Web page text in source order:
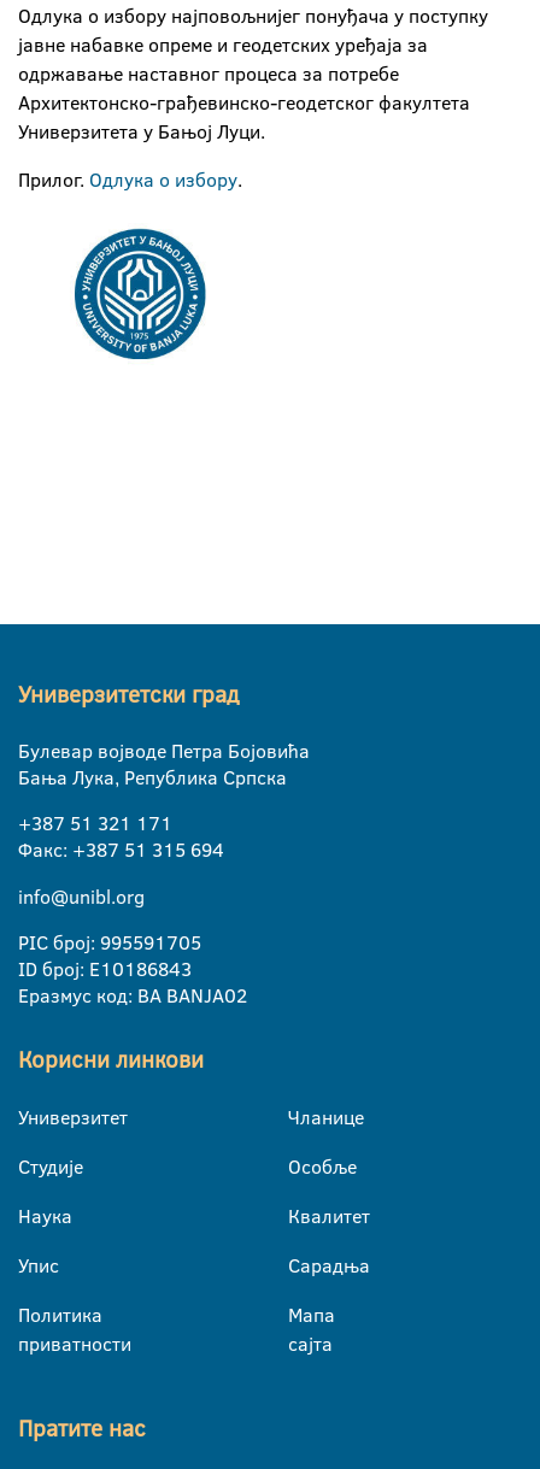
Одлука о избору најповољнијег понуђача у поступку
јавне набавке опреме и геодетских уређаја за
одржавање наставног процеса за потребе
Архитектонско-грађевинско-геодетског факултета
Универзитета у Бањој Луци.
Прилог. Одлука о избору.
Универзитетски град
Булевар војводе Петра Бојовића
Бања Лука, Република Српска
+387 51 321 171
Факс: +387 51 315 694
info@unibl.org
PIC број: 995591705
ID број: E10186843
Еразмус код: BA BANJA02
Корисни линкови
Универзитет
Студије
Наука
Упис
Политика
приватности
Чланице
Особље
Квалитет
Сарадња
Мапа
сајта
Пратите нас